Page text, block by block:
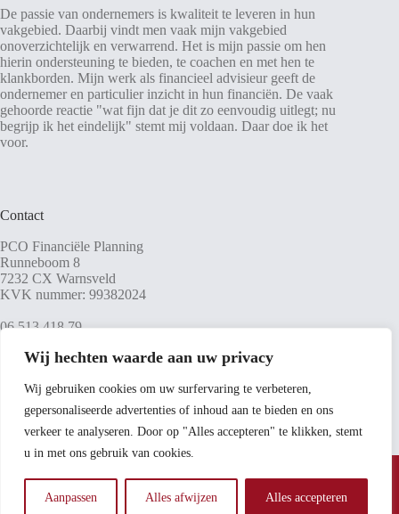
Wij hechten waarde aan uw privacy
Wij gebruiken cookies om uw surfervaring te verbeteren,
gepersonaliseerde advertenties of inhoud aan te bieden en ons
verkeer te analyseren. Door op "Alles accepteren" te klikken, stemt
u in met ons gebruik van cookies.
Aanpassen Alles afwijzen Alles accepteren
De passie van ondernemers is kwaliteit te leveren in hun
vakgebied. Daarbij vindt men vaak mijn vakgebied
onoverzichtelijk en verwarrend. Het is mijn passie om hen
hierin ondersteuning te bieden, te coachen en met hen te
klankborden. Mijn werk als financieel advisieur geeft de
ondernemer en particulier inzicht in hun financiën. De vaak
gehoorde reactie "wat fijn dat je dit zo eenvoudig uitlegt; nu
begrijp ik het eindelijk" stemt mij voldaan. Daar doe ik het
voor.
Contact
PCO Financiële Planning
Runneboom 8
7232 CX Warnsveld
KVK nummer: 99382024
06 513 418 79
Social Media
LinkedIn
2026 PCO Financiële planning - Ontwikkeld door
Media
Privacyverklaring-Sitemap